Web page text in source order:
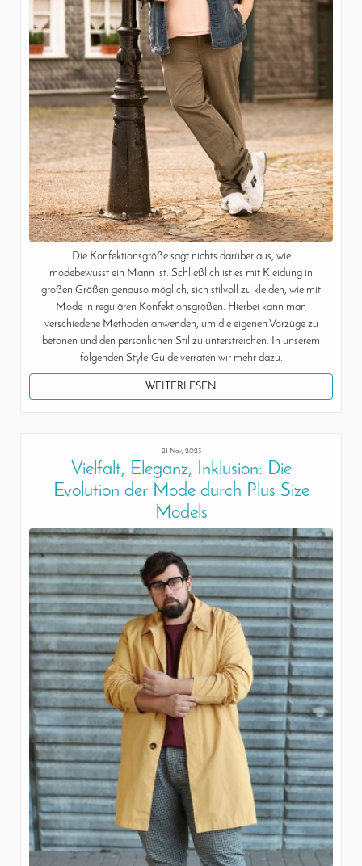
Die Konfektionsgröße sagt nichts darüber aus, wie
modebewusst ein Mann ist. Schließlich ist es mit Kleidung in
großen Größen genauso möglich, sich stilvoll zu kleiden, wie mit
Mode in regulären Konfektionsgrößen. Hierbei kann man
verschiedene Methoden anwenden, um die eigenen Vorzüge zu
betonen und den persönlichen Stil zu unterstreichen. In unserem
folgenden Style-Guide verraten wir mehr dazu.
WEITERLESEN
21 Nov, 2023
Vielfalt, Eleganz, Inklusion: Die
Evolution der Mode durch Plus Size
Models